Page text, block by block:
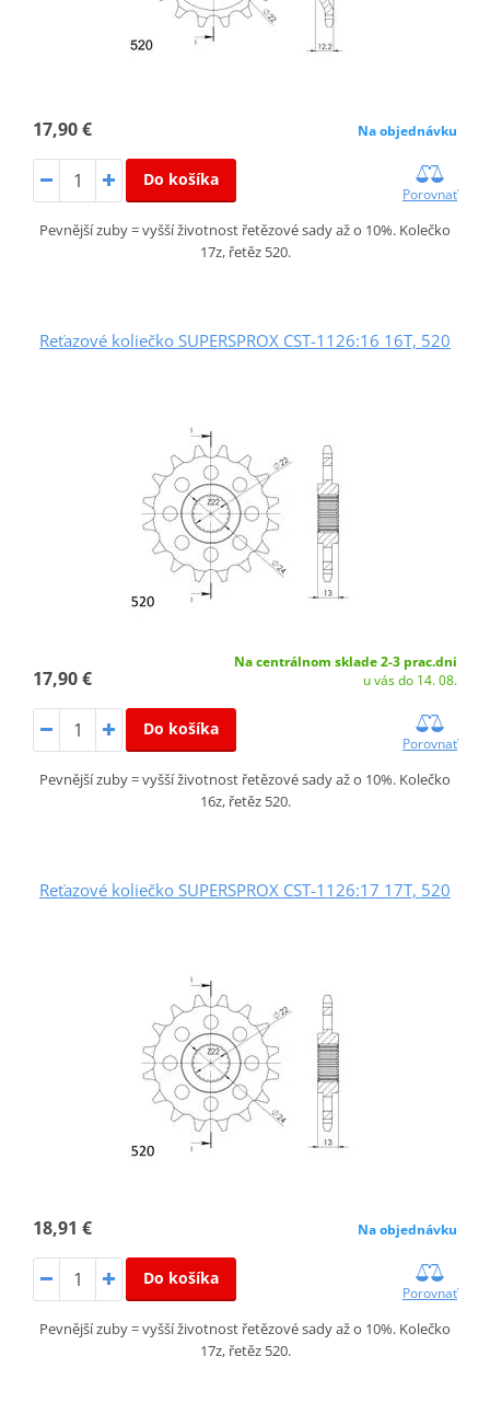
17,90 € Na objednávku
Do košíka
Porovnať
Pevnější zuby = vyšší životnost řetězové sady až o 10%. Kolečko
17z, řetěz 520.
Reťazové koliečko SUPERSPROX CST-1126:16 16T, 520
17,90 €
Na centrálnom sklade 2-3 prac.dni
u vás do 14. 08.
Do košíka
Porovnať
Pevnější zuby = vyšší životnost řetězové sady až o 10%. Kolečko
16z, řetěz 520.
Reťazové koliečko SUPERSPROX CST-1126:17 17T, 520
18,91 € Na objednávku
Do košíka
Porovnať
Pevnější zuby = vyšší životnost řetězové sady až o 10%. Kolečko
17z, řetěz 520.